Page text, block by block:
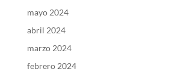
mayo 2024
abril 2024
marzo 2024
febrero 2024